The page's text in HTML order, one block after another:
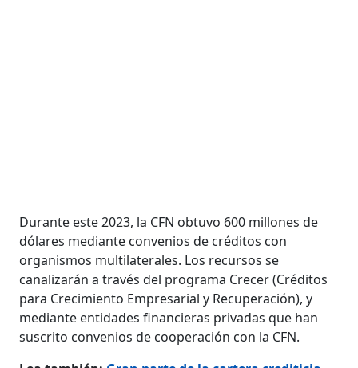
Durante este 2023, la CFN obtuvo 600 millones de
dólares mediante convenios de créditos con
organismos multilaterales. Los recursos se
canalizarán a través del programa Crecer (Créditos
para Crecimiento Empresarial y Recuperación), y
mediante entidades financieras privadas que han
suscrito convenios de cooperación con la CFN.